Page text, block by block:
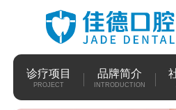
诊疗项目
PROJECT
品牌简介
INTRODUCTION